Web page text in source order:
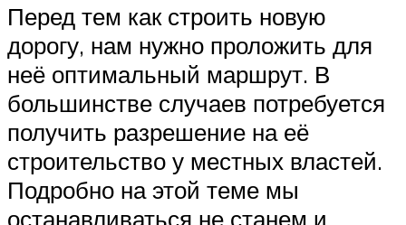
Перед тем как строить новую
дорогу, нам нужно проложить для
неё оптимальный маршрут. В
большинстве случаев потребуется
получить разрешение на её
строительство у местных властей.
Подробно на этой теме мы
останавливаться не станем и